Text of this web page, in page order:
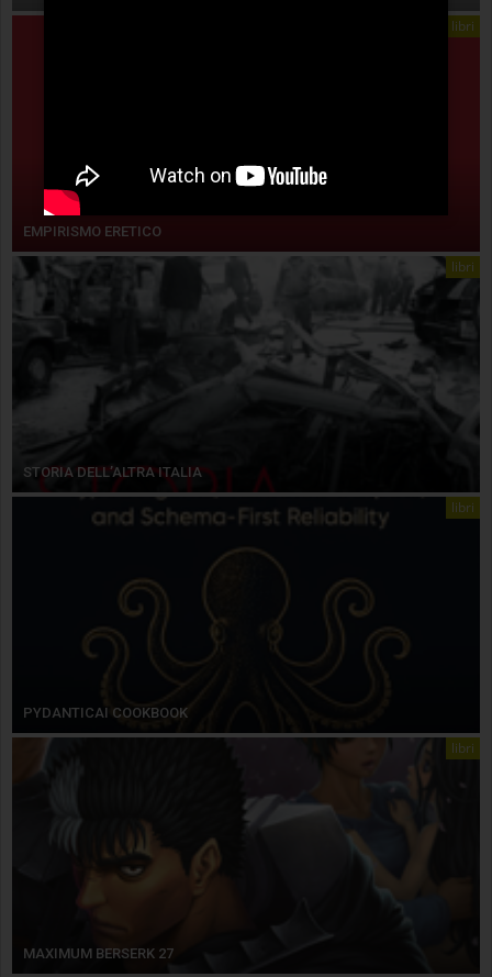
libri
EMPIRISMO ERETICO
libri
STORIA DELL’ALTRA ITALIA
libri
PYDANTICAI COOKBOOK
libri
MAXIMUM BERSERK 27